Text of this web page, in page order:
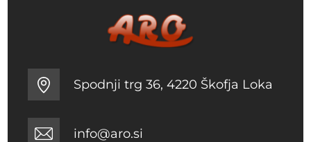
Spodnji trg 36, 4220 Škofja Loka
info@aro.si